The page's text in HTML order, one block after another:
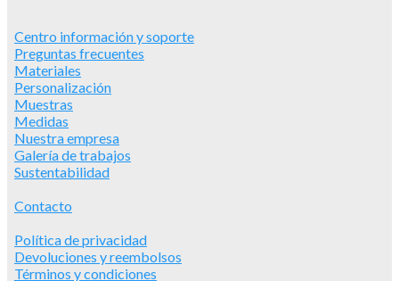
Centro información y soporte
Preguntas frecuentes
Materiales
Personalización
Muestras
Medidas
Nuestra empresa
Galería de trabajos
Sustentabilidad
Contacto
Política de privacidad
Devoluciones y reembolsos
Términos y condiciones